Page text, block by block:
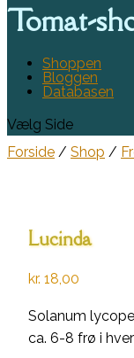
Tomat-
Shoppen
Bloggen
Databasen
Vælg Side
Forside / Shop /
Lucinda
kr. 18,00
Solanum
ca. 6-8 frø i